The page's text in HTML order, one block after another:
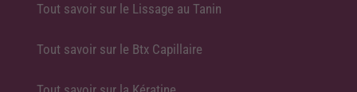
Tout savoir sur le Lissage au Tanin
Tout savoir sur le Btx Capillaire